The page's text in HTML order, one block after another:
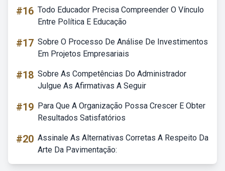
#16 Todo Educador Precisa Compreender O Vínculo
Entre Política E Educação
#17 Sobre O Processo De Análise De Investimentos
Em Projetos Empresariais
#18 Sobre As Competências Do Administrador
Julgue As Afirmativas A Seguir
#19 Para Que A Organização Possa Crescer E Obter
Resultados Satisfatórios
#20 Assinale As Alternativas Corretas A Respeito Da
Arte Da Pavimentação: